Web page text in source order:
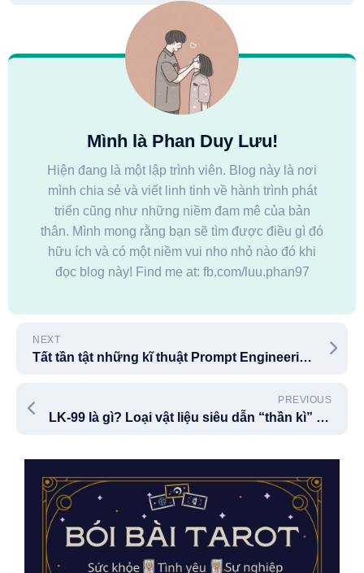
Mình là Phan Duy Lưu!
Hiện đang là một lập trình viên. Blog này là nơi
mình chia sẻ và viết linh tinh về hành trình phát
triển cũng như những niềm đam mê của bản
thân. Mình mong rằng bạn sẽ tìm được điều gì đó
hữu ích và có một niềm vui nho nhỏ nào đó khi
đọc blog này! Find me at: fb.com/luu.phan97
NEXT
Tất tần tật những kĩ thuật Prompt Engineering hữu ích nhất cho chatGPT
PREVIOUS
LK-99 là gì? Loại vật liệu siêu dẫn “thần kì” có thể thay đổi thế giới